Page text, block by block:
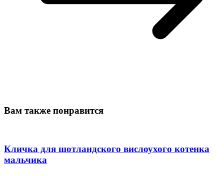
Вам также понравится
Кличка для шотландского вислоухого котенка
мальчика